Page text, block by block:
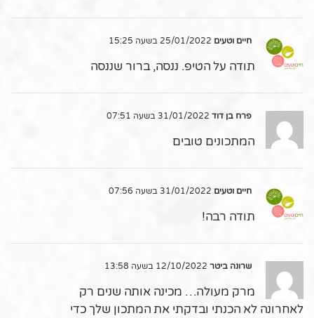
חיים וטעים
תודה על הטיפ. ננסה, ברור שננסה
פרח בן דוד
המתכונים טובים
חיים וטעים
תודה רבה!
שרונה ביטר
מרק מעולה… מכינה אותה שנים רק
לאחרונה לא הכנתי ובדקתי את המתכון שלך כדי